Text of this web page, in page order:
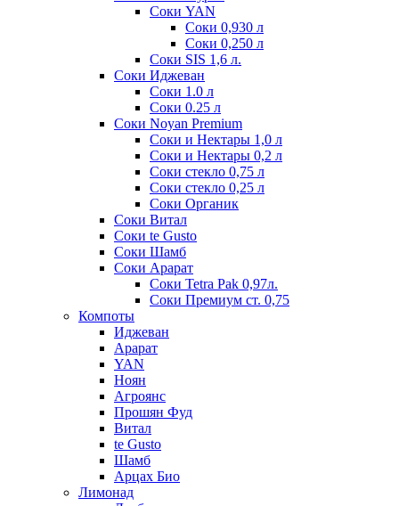
Соки YAN
Соки 0,930 л
Соки 0,250 л
Соки SIS 1,6 л.
Соки Иджеван
Соки 1.0 л
Соки 0.25 л
Соки Noyan Premium
Соки и Нектары 1,0 л
Соки и Нектары 0,2 л
Соки стекло 0,75 л
Соки стекло 0,25 л
Соки Органик
Соки Витал
Соки te Gusto
Соки Шамб
Соки Арарат
Соки Tetra Pak 0,97л.
Соки Премиум ст. 0,75
Компоты
Иджеван
Арарат
YAN
Ноян
Агроянс
Прошян Фуд
Витал
te Gusto
Шамб
Арцах Био
Лимонад